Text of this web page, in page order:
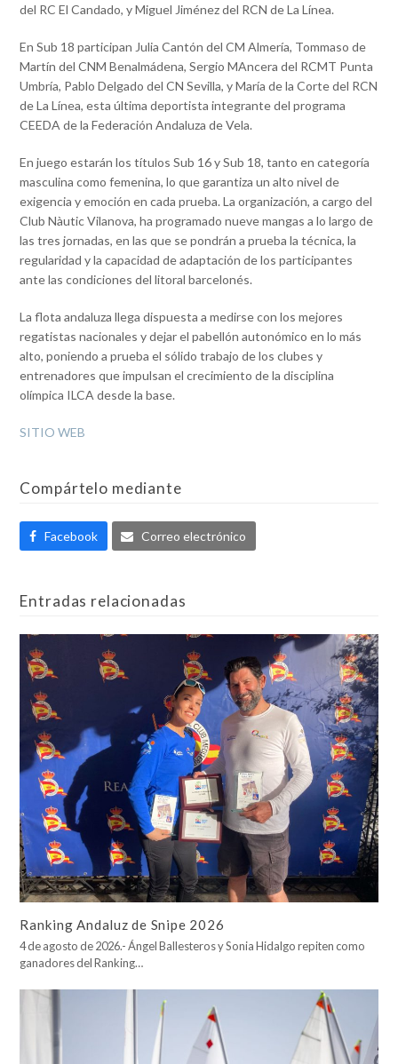
del RC El Candado, y Miguel Jiménez del RCN de La Línea.
En Sub 18 participan Julia Cantón del CM Almería, Tommaso de
Martín del CNM Benalmádena, Sergio MAncera del RCMT Punta
Umbría, Pablo Delgado del CN Sevilla, y María de la Corte del RCN
de La Línea, esta última deportista integrante del programa
CEEDA de la Federación Andaluza de Vela.
En juego estarán los títulos Sub 16 y Sub 18, tanto en categoría
masculina como femenina, lo que garantiza un alto nivel de
exigencia y emoción en cada prueba. La organización, a cargo del
Club Nàutic Vilanova, ha programado nueve mangas a lo largo de
las tres jornadas, en las que se pondrán a prueba la técnica, la
regularidad y la capacidad de adaptación de los participantes
ante las condiciones del litoral barcelonés.
La flota andaluza llega dispuesta a medirse con los mejores
regatistas nacionales y dejar el pabellón autonómico en lo más
alto, poniendo a prueba el sólido trabajo de los clubes y
entrenadores que impulsan el crecimiento de la disciplina
olímpica ILCA desde la base.
SITIO WEB
Compártelo mediante
Facebook Correo electrónico
Entradas relacionadas
Ranking Andaluz de Snipe 2026
4 de agosto de 2026.- Ángel Ballesteros y Sonia Hidalgo repiten como
ganadores del Ranking…